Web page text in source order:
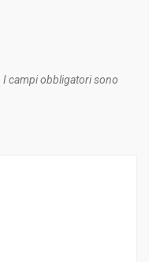
I campi obbligatori sono